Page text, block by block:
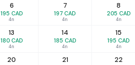
6
195 CAD
4n
7
197 CAD
4n
8
205 CAD
4n
13
180 CAD
4n
14
185 CAD
4n
15
195 CAD
4n
20 21 22